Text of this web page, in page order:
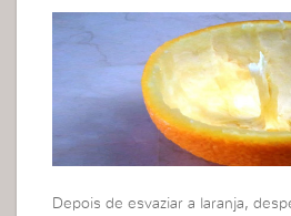
Depois de esvaziar a laranja,